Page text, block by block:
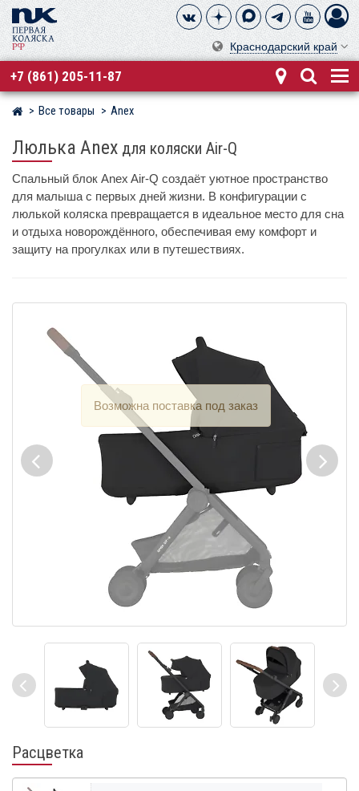
Краснодарский край
+7 (861) 205-11-87
Магазин детских колясок
Все товары Anex
Люлька Anex для коляски Air-Q
Спальный блок Anex Air-Q создаёт уютное пространство
для малыша с первых дней жизни. В конфигурации с
люлькой коляска превращается в идеальное место для сна
и отдыха новорождённого, обеспечивая ему комфорт и
защиту на прогулках или в путешествиях.
Расцветка